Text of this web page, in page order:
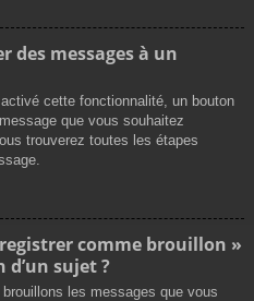
des messages à un
cette fonctionnalité, un bouton
que vous souhaitez
trouverez toutes les étapes
comme brouillon »
sujet ?
les messages que vous